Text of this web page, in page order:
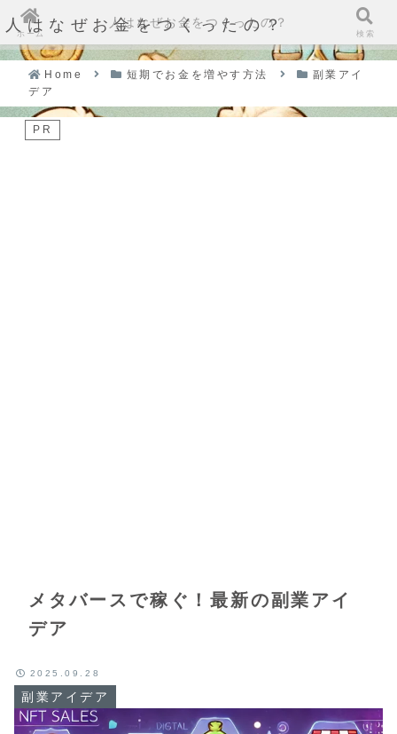
人はなぜお金をつくったの？
Home 短期でお金を増やす方法
副業アイ
デア
PR
メタバースで稼ぐ！最新の副業アイ
デア
副業アイデア
2025.09.28
ホーム
人はなぜお金をつくったの？
検索